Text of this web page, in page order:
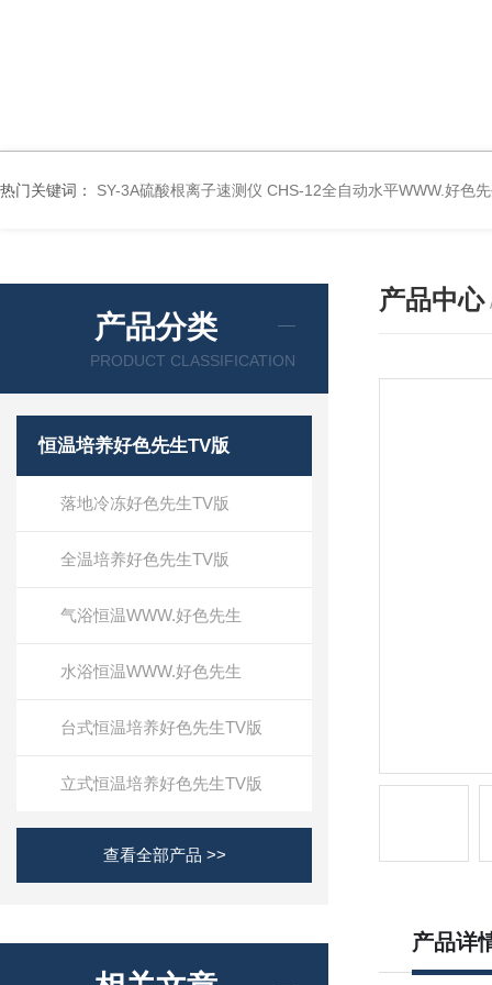
热门关键词： SY-3A硫酸根离子速测仪 CHS-12全自动水平WWW.好色
产品分类
PRODUCT CLASSIFICATION
恒温培养好色先生TV版
落地冷冻好色先生TV版
全温培养好色先生TV版
气浴恒温WWW.好色先生
水浴恒温WWW.好色先生
台式恒温培养好色先生TV版
立式恒温培养好色先生TV版
查看全部产品 >>
产品中心
产品详